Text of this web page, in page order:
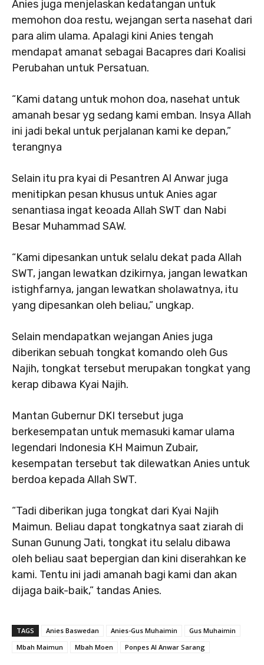
Anies juga menjelaskan kedatangan untuk
memohon doa restu, wejangan serta nasehat dari
para alim ulama. Apalagi kini Anies tengah
mendapat amanat sebagai Bacapres dari Koalisi
Perubahan untuk Persatuan.
“Kami datang untuk mohon doa, nasehat untuk
amanah besar yg sedang kami emban. Insya Allah
ini jadi bekal untuk perjalanan kami ke depan,”
terangnya
Selain itu pra kyai di Pesantren Al Anwar juga
menitipkan pesan khusus untuk Anies agar
senantiasa ingat keoada Allah SWT dan Nabi
Besar Muhammad SAW.
“Kami dipesankan untuk selalu dekat pada Allah
SWT, jangan lewatkan dzikirnya, jangan lewatkan
istighfarnya, jangan lewatkan sholawatnya, itu
yang dipesankan oleh beliau,” ungkap.
Selain mendapatkan wejangan Anies juga
diberikan sebuah tongkat komando oleh Gus
Najih, tongkat tersebut merupakan tongkat yang
kerap dibawa Kyai Najih.
Mantan Gubernur DKI tersebut juga
berkesempatan untuk memasuki kamar ulama
legendari Indonesia KH Maimun Zubair,
kesempatan tersebut tak dilewatkan Anies untuk
berdoa kepada Allah SWT.
“Tadi diberikan juga tongkat dari Kyai Najih
Maimun. Beliau dapat tongkatnya saat ziarah di
Sunan Gunung Jati, tongkat itu selalu dibawa
oleh beliau saat bepergian dan kini diserahkan ke
kami. Tentu ini jadi amanah bagi kami dan akan
dijaga baik-baik,” tandas Anies.
TAGS Anies Baswedan Anies-Gus Muhaimin
Gus Muhaimin
Mbah Maimun
Mbah Moen Ponpes Al Anwar Sarang